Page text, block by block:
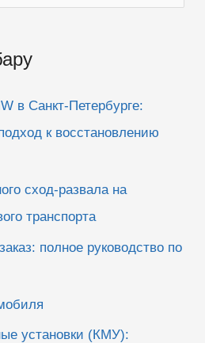
в Санкт-Петербурге:
к восстановлению
сход-развала на
транспорта
полное руководство по
установки (КМУ):